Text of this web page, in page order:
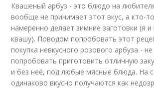
Квашеный арбуз - это блюдо на
вообще не принимает этот вкус, а кто-
намеренно делает зимние заготовки (я
квашу). Поводом попробовать этот
покупка невкусного розового арбуза -
попробовать приготовить отличную
и без неё, под любые мясные блюда. На
одинаково вкусно получаются как